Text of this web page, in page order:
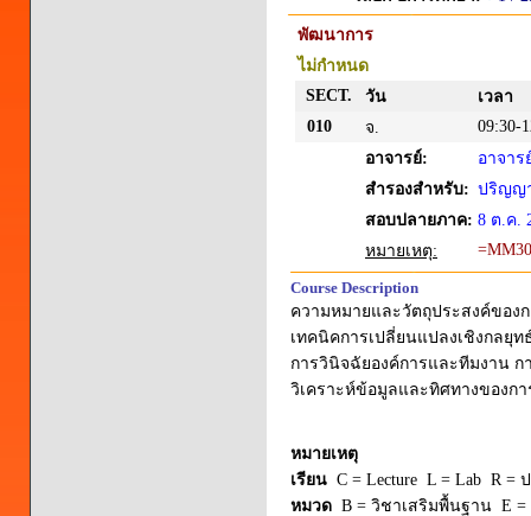
พัฒนาการ
ไม่กำหนด
SECT.
วัน
เวลา
010
จ.
09:30-
อาจารย์:
อาจา
สำรองสำหรับ: ปริญญ
สอบปลายภาค: 8 ต.ค.
หมายเหตุ:
Course Description
ความหมายและวัตถุประสงค์ของ
เทคนิคการเปลี่ยนแปลงเชิงกลยุ
การวินิจฉัยองค์การและทีมงาน
วิเคราะห์ข้อมูลและทิศทางของก
หมายเหตุ
เรียน C = Lecture L = Lab R =
หมวด B = วิชาเสริมพื้นฐาน E